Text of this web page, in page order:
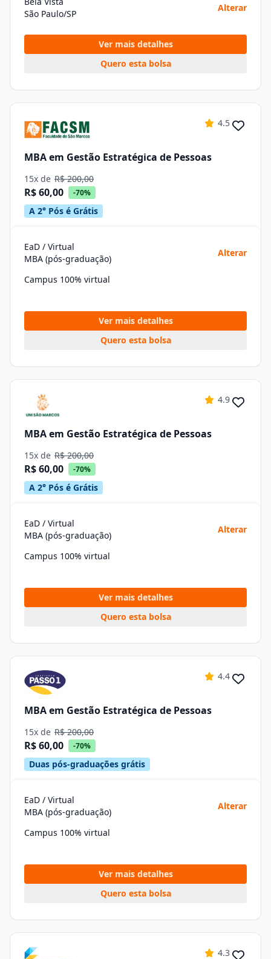
São Paulo/SP
Alterar
Ver mais detalhes
Quero esta bolsa
4.5
MBA em Gestão Estratégica de Pessoas
15x de R$ 200,00
R$ 60,00 -70%
A 2° Pós é Grátis
EaD / Virtual
MBA (pós-graduação)
Alterar
Campus 100% virtual
Ver mais detalhes
Quero esta bolsa
4.9
MBA em Gestão Estratégica de Pessoas
15x de R$ 200,00
R$ 60,00 -70%
A 2° Pós é Grátis
EaD / Virtual
MBA (pós-graduação)
Alterar
Campus 100% virtual
Ver mais detalhes
Quero esta bolsa
4.4
MBA em Gestão Estratégica de Pessoas
15x de R$ 200,00
R$ 60,00 -70%
Duas pós-graduações grátis
EaD / Virtual
MBA (pós-graduação)
Alterar
Campus 100% virtual
Ver mais detalhes
Quero esta bolsa
4.3